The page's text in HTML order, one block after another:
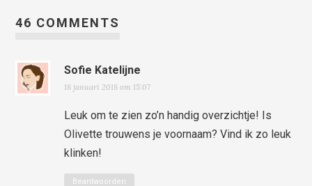
46 COMMENTS
Sofie Katelijne
18 januari 2018 om 15:07
Leuk om te zien zo’n handig overzichtje! Is
Olivette trouwens je voornaam? Vind ik zo leuk
klinken!
Beantwoorden